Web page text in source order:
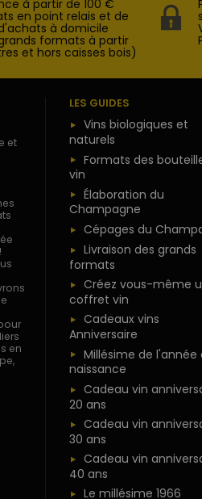
à partir de 100 €
en point relais et de
à domicile
formats à partir
et hors caisses bois)
et
en
LES GUIDES
Vins biologiques et
naturels
Formats des
vin
Élaboration du
Champagne
Cépages du
Livraison des grands
formats
Créez vous-même
coffret vin
Cadeaux vins
Anniversaire
Millésime de l'année
naissance
Cadeau vin
20 ans
Cadeau vin
30 ans
Cadeau vin
40 ans
Le millésime 1966